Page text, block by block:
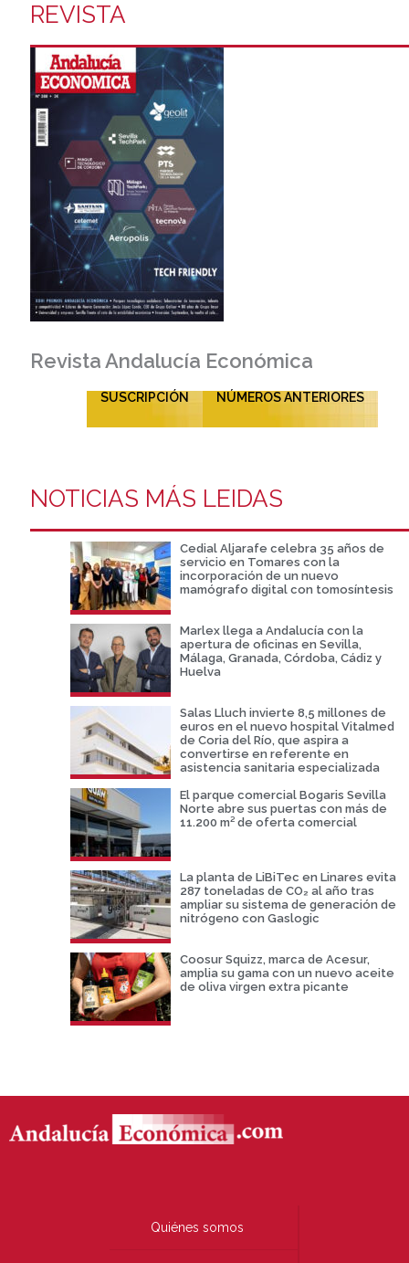
REVISTA
Revista Andalucía Económica
SUSCRIPCIÓN NÚMEROS ANTERIORES
NOTICIAS MÁS LEIDAS
Cedial Aljarafe celebra 35 años de
servicio en Tomares con la
incorporación de un nuevo
mamógrafo digital con tomosíntesis
Marlex llega a Andalucía con la
apertura de oficinas en Sevilla,
Málaga, Granada, Córdoba, Cádiz y
Huelva
Salas Lluch invierte 8,5 millones de
euros en el nuevo hospital Vitalmed
de Coria del Río, que aspira a
convertirse en referente en
asistencia sanitaria especializada
El parque comercial Bogaris Sevilla
Norte abre sus puertas con más de
11.200 m² de oferta comercial
La planta de LiBiTec en Linares evita
287 toneladas de CO₂ al año tras
ampliar su sistema de generación de
nitrógeno con Gaslogic
Coosur Squizz, marca de Acesur,
amplia su gama con un nuevo aceite
de oliva virgen extra picante
Quiénes somos